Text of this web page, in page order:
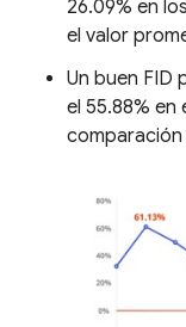
26.09% en
el valor
Un buen FID
el 55.88%